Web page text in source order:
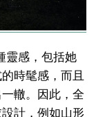
靈感，包括她
時髦感，而且
轍。因此，全
計，例如山形